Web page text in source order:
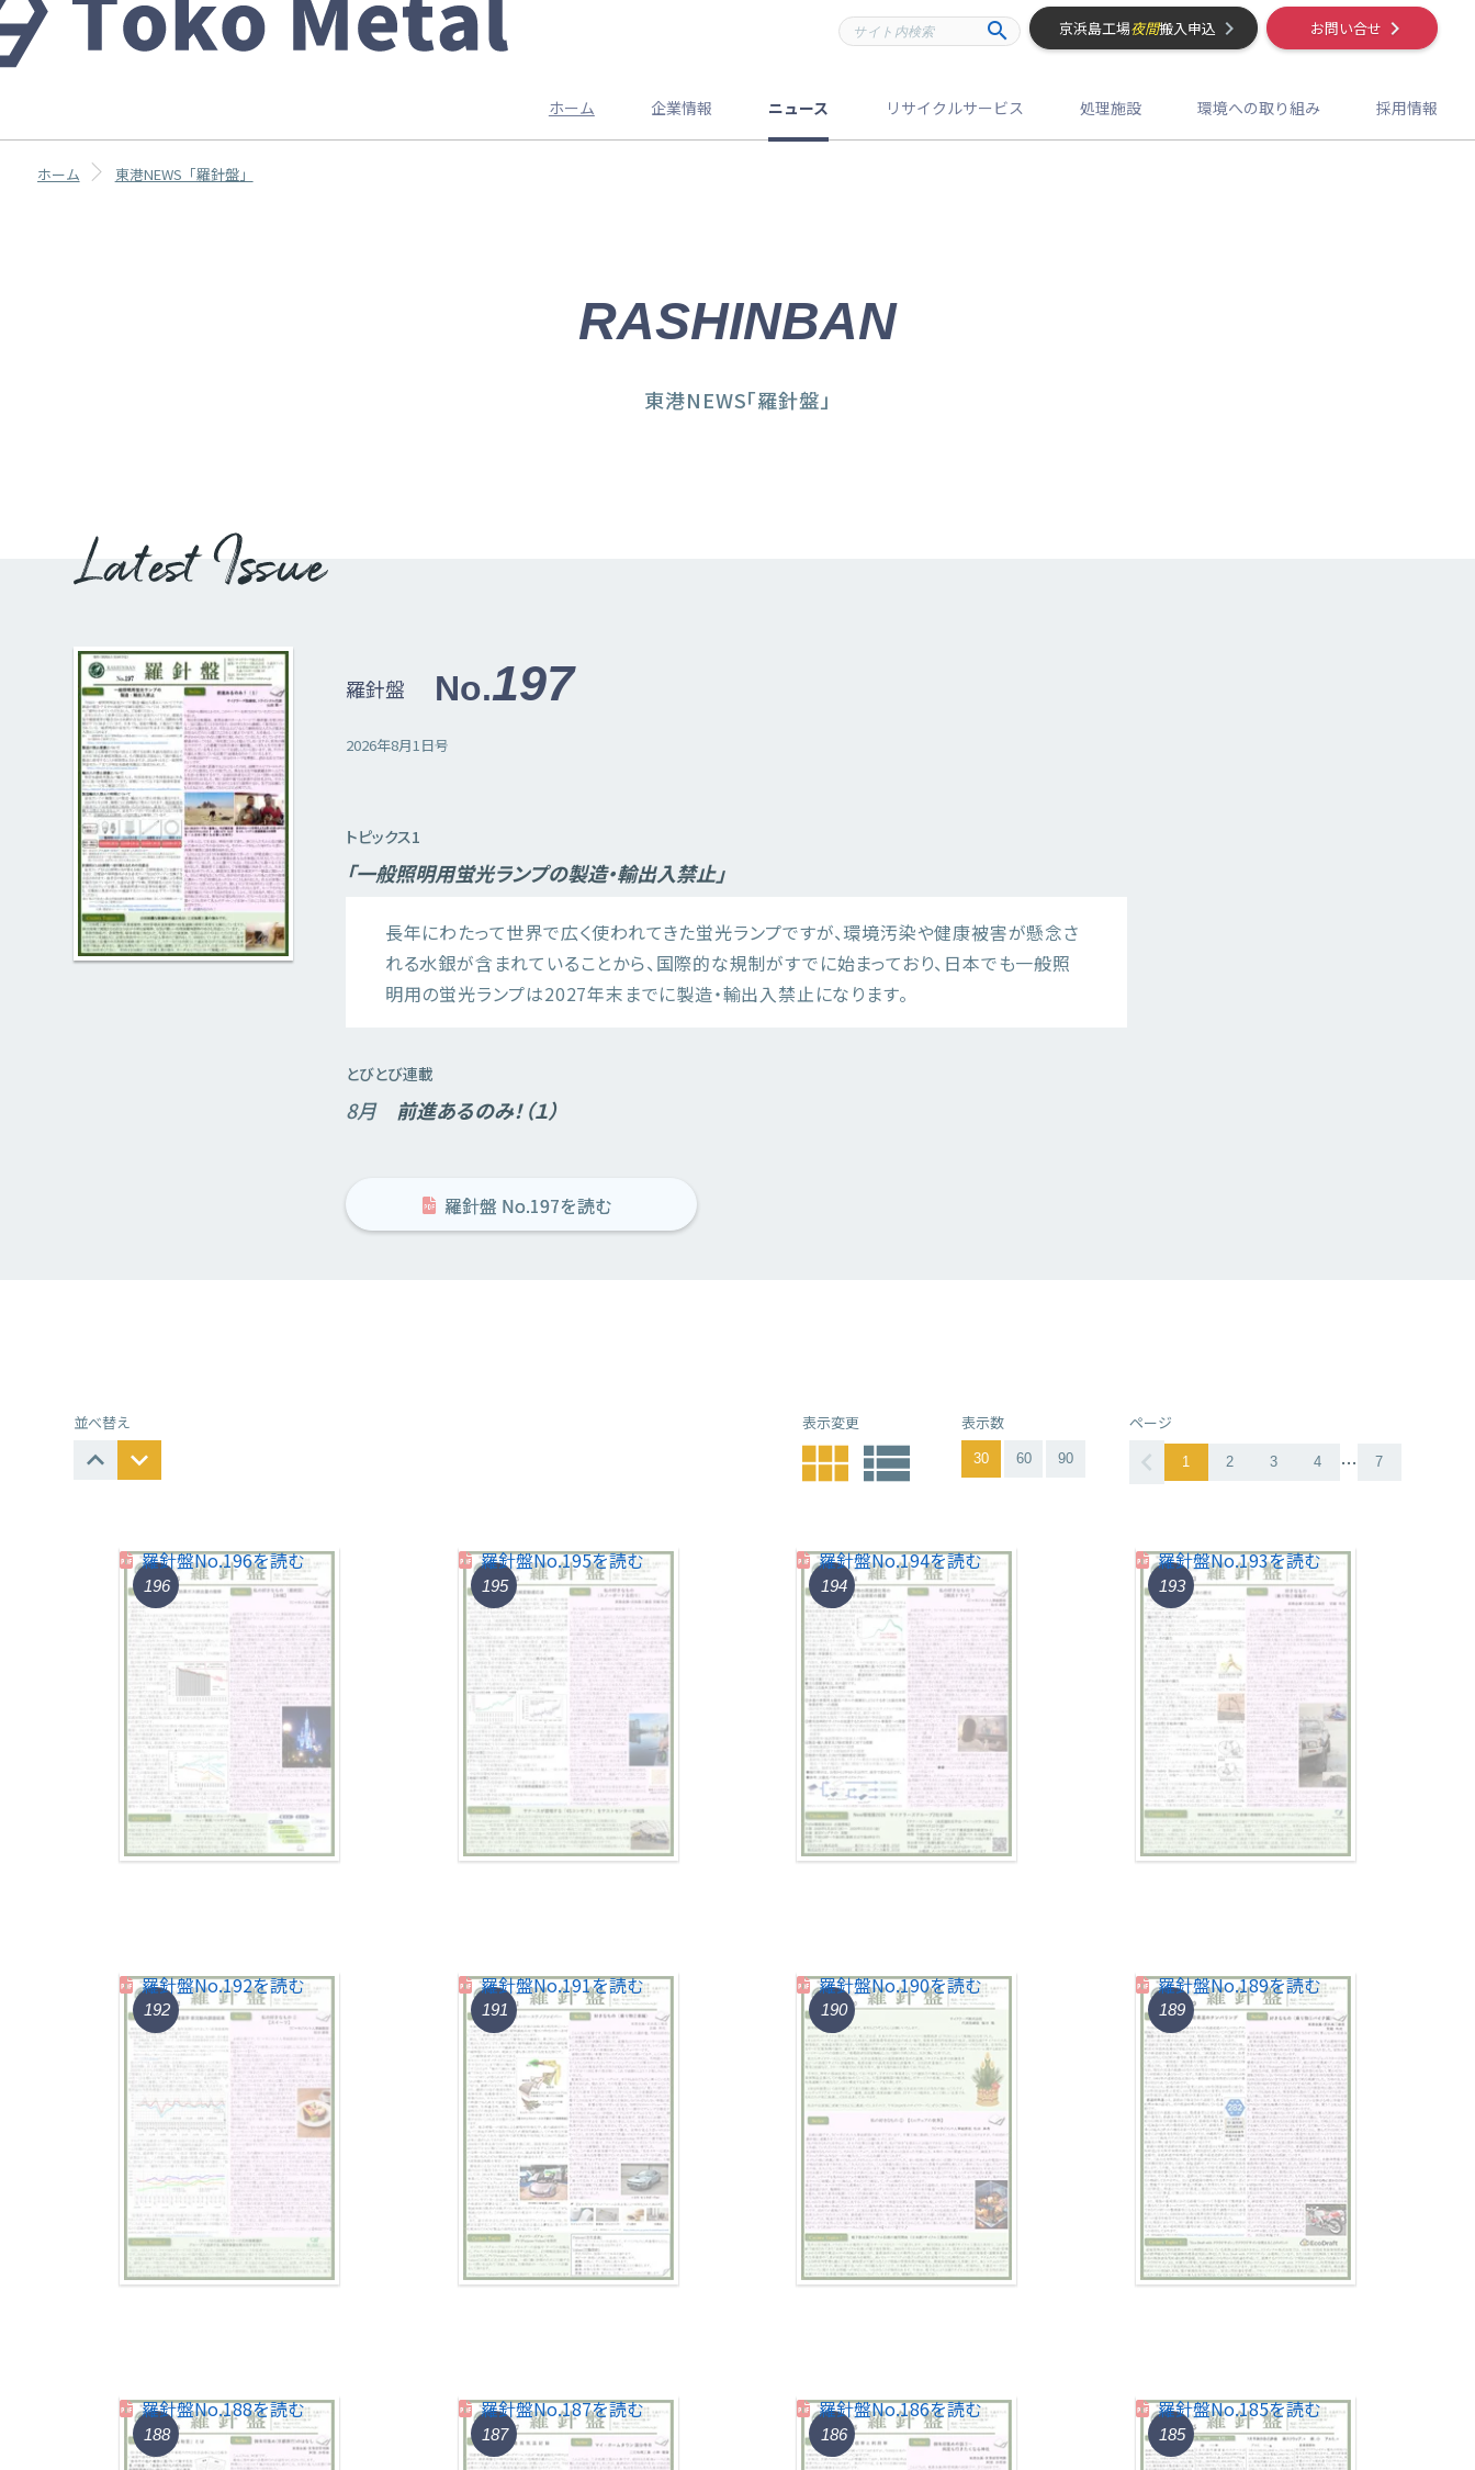
京浜島工場夜間搬入申込 お問い合せ
RASHINBAN
東港NEWS「羅針盤」
羅針盤 No.197
2026年8月1日号
トピックス1
「一般照明用蛍光ランプの製造・輸出入禁止」
長年にわたって世界で広く使われてきた蛍光ランプですが、環境汚染や健康被害が懸念さ
れる水銀が含まれていることから、国際的な規制がすでに始まっており、日本でも一般照
明用の蛍光ランプは2027年末までに製造・輸出入禁止になります。
とびとび連載
8月 前進あるのみ！（１）
羅針盤 No.197を読む
並べ替え 表示変更
view_module view_list
表示数
30 60 90
ページ
1 2 3 4 … 7
196
羅針盤No.196を読む
195
羅針盤No.195を読む
194
羅針盤No.194を読む
193
羅針盤No.193を読む
192
羅針盤No.192を読む
191
羅針盤No.191を読む
190
羅針盤No.190を読む
189
羅針盤No.189を読む
188
羅針盤No.188を読む
187
羅針盤No.187を読む
186
羅針盤No.186を読む
185
羅針盤No.185を読む
ホーム 東港NEWS「羅針盤」
ホーム 企業情報 ニュース リサイクルサービス 処理施設 環境への取り組み 採用情報